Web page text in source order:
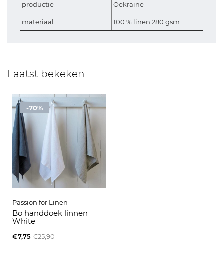
productie Oekraine
materiaal 100 % linen 280 gsm
Laatst bekeken
-70%
Passion for Linen
Bo handdoek linnen
White
€7,75 €25,90